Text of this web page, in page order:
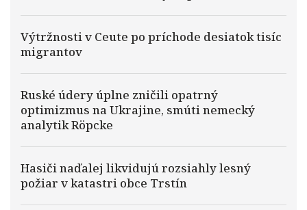
Výtržnosti v Ceute po príchode desiatok tisíc
migrantov
Ruské údery úplne zničili opatrný
optimizmus na Ukrajine, smúti nemecký
analytik Röpcke
Hasiči naďalej likvidujú rozsiahly lesný
požiar v katastri obce Trstín